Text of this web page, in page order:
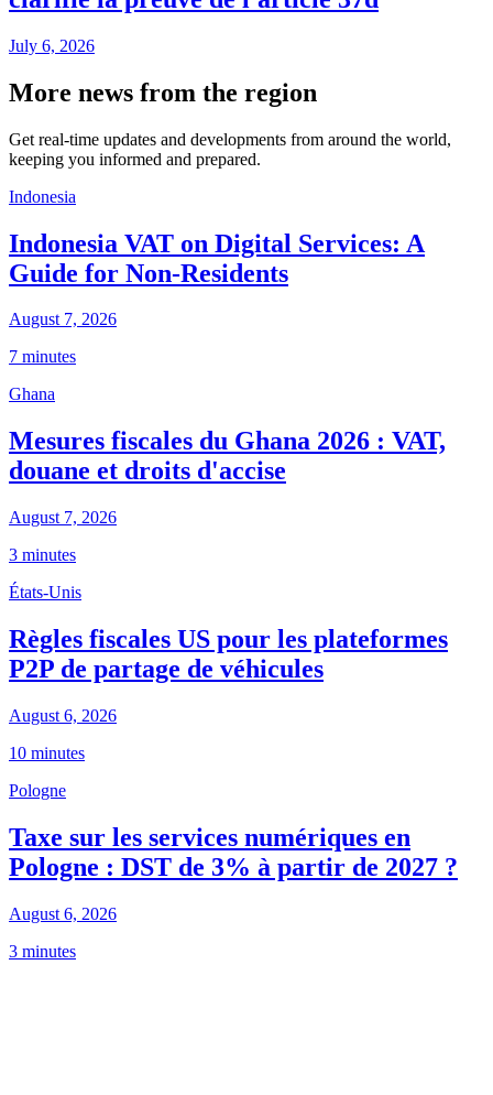
July 6, 2026
More news from the region
Get real-time updates and developments from around the world,
keeping you informed and prepared.
Indonesia
Indonesia VAT on Digital Services: A
Guide for Non-Residents
August 7, 2026
7 minutes
Ghana
Mesures fiscales du Ghana 2026 : VAT,
douane et droits d'accise
August 7, 2026
3 minutes
États-Unis
Règles fiscales US pour les plateformes
P2P de partage de véhicules
August 6, 2026
10 minutes
Pologne
Taxe sur les services numériques en
Pologne : DST de 3% à partir de 2027 ?
August 6, 2026
3 minutes